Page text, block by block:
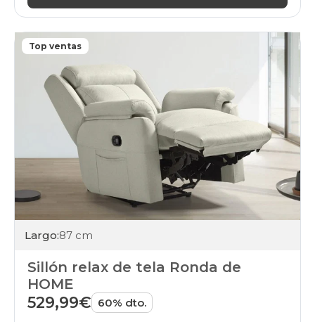
Top ventas
Largo:87 cm
Sillón relax de tela Ronda de
HOME
529,99€ 60% dto.